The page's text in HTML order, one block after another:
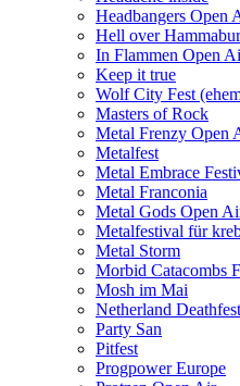
Headbangers Open
Hell over
In Flammen Open
Keep it true
Wolf City Fest
Masters of Rock
Metal Frenzy Open
Metalfest
Metal Embrace
Metal Franconia
Metal Gods Open
Metalfestival für
Metal Storm
Morbid Catacombs
Mosh im Mai
Netherland Deathfest
Party San
Pitfest
Progpower Europe